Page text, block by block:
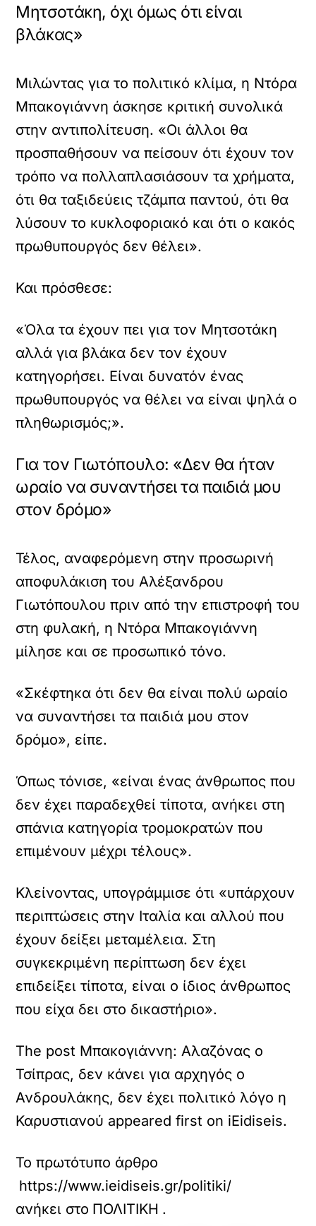
Μητσοτάκη, όχι όμως ότι είναι
βλάκας»
Μιλώντας για το πολιτικό κλίμα, η Ντόρα
Μπακογιάννη άσκησε κριτική συνολικά
στην αντιπολίτευση. «Οι άλλοι θα
προσπαθήσουν να πείσουν ότι έχουν τον
τρόπο να πολλαπλασιάσουν τα χρήματα,
ότι θα ταξιδεύεις τζάμπα παντού, ότι θα
λύσουν το κυκλοφοριακό και ότι ο κακός
πρωθυπουργός δεν θέλει».
Και πρόσθεσε:
«Όλα τα έχουν πει για τον Μητσοτάκη
αλλά για βλάκα δεν τον έχουν
κατηγορήσει. Είναι δυνατόν ένας
πρωθυπουργός να θέλει να είναι ψηλά ο
πληθωρισμός;».
Για τον Γιωτόπουλο: «Δεν θα ήταν
ωραίο να συναντήσει τα παιδιά μου
στον δρόμο»
Τέλος, αναφερόμενη στην προσωρινή
αποφυλάκιση του Αλέξανδρου
Γιωτόπουλου πριν από την επιστροφή του
στη φυλακή, η Ντόρα Μπακογιάννη
μίλησε και σε προσωπικό τόνο.
«Σκέφτηκα ότι δεν θα είναι πολύ ωραίο
να συναντήσει τα παιδιά μου στον
δρόμο», είπε.
Όπως τόνισε, «είναι ένας άνθρωπος που
δεν έχει παραδεχθεί τίποτα, ανήκει στη
σπάνια κατηγορία τρομοκρατών που
επιμένουν μέχρι τέλους».
Κλείνοντας, υπογράμμισε ότι «υπάρχουν
περιπτώσεις στην Ιταλία και αλλού που
έχουν δείξει μεταμέλεια. Στη
συγκεκριμένη περίπτωση δεν έχει
επιδείξει τίποτα, είναι ο ίδιος άνθρωπος
που είχα δει στο δικαστήριο».
The post Μπακογιάννη: Αλαζόνας ο
Τσίπρας, δεν κάνει για αρχηγός ο
Ανδρουλάκης, δεν έχει πολιτικό λόγο η
Καρυστιανού appeared first on iEidiseis.
Το πρωτότυπο άρθρο
https://www.ieidiseis.gr/politiki/795926/
ανήκει στο ΠΟΛΙΤΙΚΗ .